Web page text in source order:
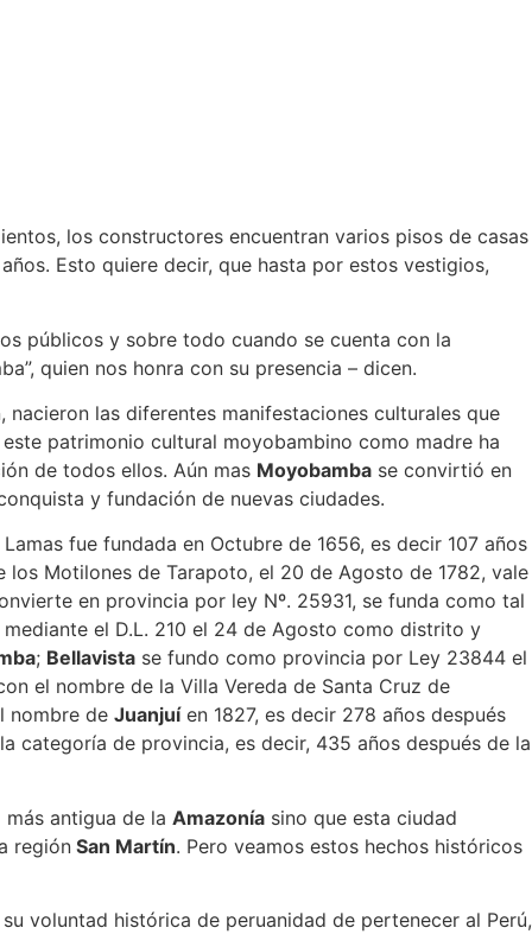
los constructores encuentran varios pisos de casas
Esto quiere decir, que hasta por estos vestigios,
públicos y sobre todo cuando se cuenta con la
quien nos honra con su presencia – dicen.
las diferentes manifestaciones culturales que
patrimonio cultural moyobambino como madre ha
de todos ellos. Aún mas Moyobamba se convirtió en
y fundación de nuevas ciudades.
fue fundada en Octubre de 1656, es decir 107 años
Motilones de Tarapoto, el 20 de Agosto de 1782, vale
en provincia por ley Nº. 25931, se funda como tal
el D.L. 210 el 24 de Agosto como distrito y
; Bellavista se fundo como provincia por Ley 23844 el
el nombre de la Villa Vereda de Santa Cruz de
nombre de Juanjuíen 1827, es decir 278 años después
categoría de provincia, es decir, 435 años después de la
antigua de la Amazonía sino que esta ciudad
región San Martín. Pero veamos estos hechos históricos
voluntad histórica de peruanidad de pertenecer al Perú,